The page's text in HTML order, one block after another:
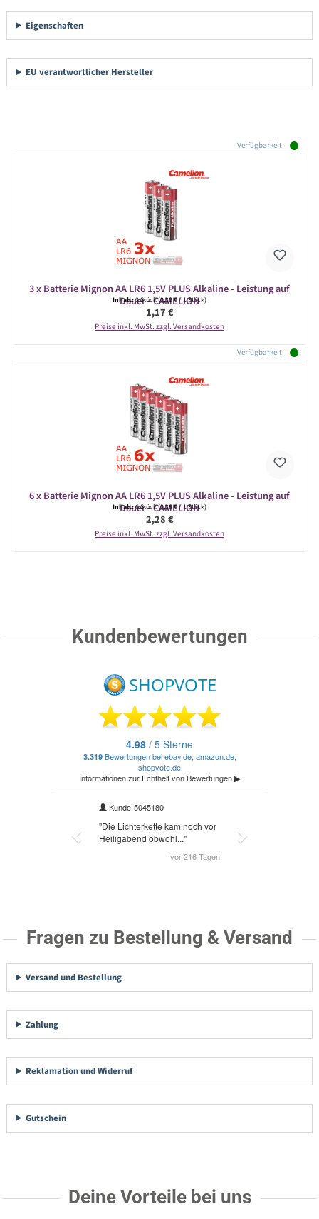
Eigenschaften
EU verantwortlicher Hersteller
Verfügbarkeit:
3 x Batterie Mignon AA LR6 1,5V PLUS Alkaline - Leistung auf
Dauer - CAMELION
Inhalt:3 Stück(0,39 € / 1 Stück)
Regulärer Preis:
1,17 €
Preise inkl. MwSt. zzgl. Versandkosten
Verfügbarkeit:
6 x Batterie Mignon AA LR6 1,5V PLUS Alkaline - Leistung auf
Dauer - CAMELION
Inhalt:6 Stück(0,38 € / 1 Stück)
Regulärer Preis:
2,28 €
Preise inkl. MwSt. zzgl. Versandkosten
Kundenbewertungen
Fragen zu Bestellung & Versand
Versand und Bestellung
Zahlung
Reklamation und Widerruf
Gutschein
Deine Vorteile bei uns